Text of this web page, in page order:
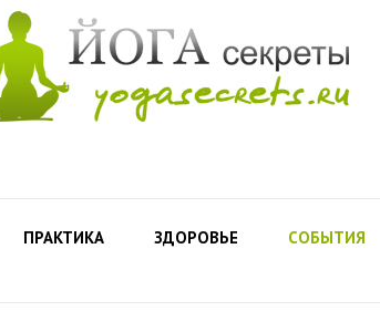
ПРАКТИКА ЗДОРОВЬЕ
СОБЫТИЯ